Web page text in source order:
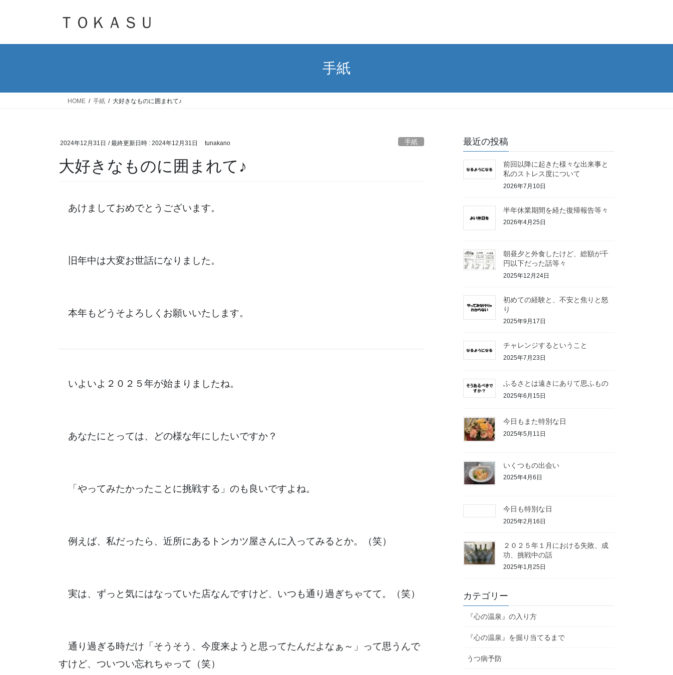
ＴＯＫＡＳＵ
手紙
HOME 手紙 大好きなものに囲まれて♪
2024年12月31日 / 最終更新日時 : 2024年12月31日 tunakano 手紙
大好きなものに囲まれて♪
あけましておめでとうございます。
旧年中は大変お世話になりました。
本年もどうそよろしくお願いいたします。
いよいよ２０２５年が始まりましたね。
あなたにとっては、どの様な年にしたいですか？
「やってみたかったことに挑戦する」のも良いですよね。
例えば、私だったら、近所にあるトンカツ屋さんに入ってみるとか。（笑）
実は、ずっと気にはなっていた店なんですけど、いつも通り過ぎちゃてて。（笑）
通り過ぎる時だけ「そうそう、今度来ようと思ってたんだよなぁ～」って思うんで
すけど、ついつい忘れちゃって（笑）
最近の投稿
前回以降に起きた様々な出来事と
私のストレス度について
2026年7月10日
半年休業期間を経た復帰報告等々
2026年4月25日
朝昼夕と外食したけど、総額が千
円以下だった話等々
2025年12月24日
初めての経験と、不安と焦りと怒
り
2025年9月17日
チャレンジするということ
2025年7月23日
ふるさとは遠きにありて思ふもの
2025年6月15日
今日もまた特別な日
2025年5月11日
いくつもの出会い
2025年4月6日
今日も特別な日
2025年2月16日
２０２５年１月における失敗、成
功、挑戦中の話
2025年1月25日
カテゴリー
『心の温泉』の入り方
『心の温泉』を掘り当てるまで
うつ病予防